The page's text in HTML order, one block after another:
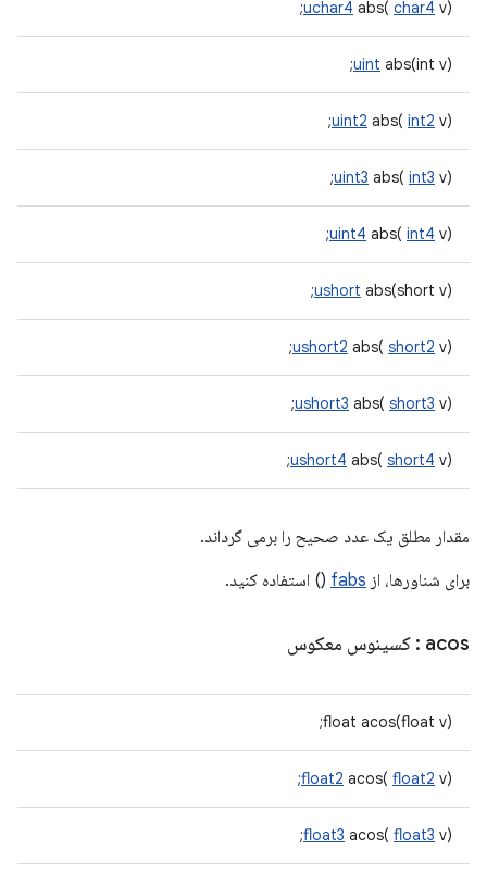
uchar4 abs( char4 v);
uint abs(int v);
uint2 abs( int2 v);
uint3 abs( int3 v);
uint4 abs( int4 v);
ushort abs(short v);
ushort2 abs( short2 v);
ushort3 abs( short3 v);
ushort4 abs( short4 v);
مقدار مطلق یک عدد صحیح را برمی گرداند.
برای شناورها، از fabs () استفاده کنید.
acos : کسینوس معکوس
float acos(float v);
float2 acos( float2 v);
float3 acos( float3 v);